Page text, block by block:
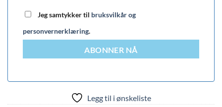
Jeg samtykker til bruksvilkår og
personvernerklæring.
ABONNER NÅ
Legg til i ønskeliste